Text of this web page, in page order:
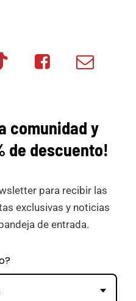
Minicar Minicar
comunidad y
de descuento!
para recibir las
exclusivas y noticias
de entrada.